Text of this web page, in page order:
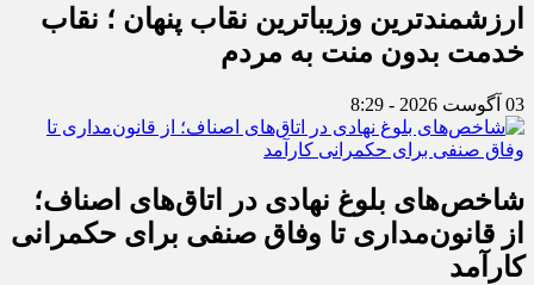
ارزشمندترین وزیباترین نقاب پنهان ؛ نقاب
خدمت بدون منت به مردم
03 آگوست 2026 - 8:29
شاخص‌های بلوغ نهادی در اتاق‌های اصناف؛
از قانون‌مداری تا وفاق صنفی برای حکمرانی
کارآمد